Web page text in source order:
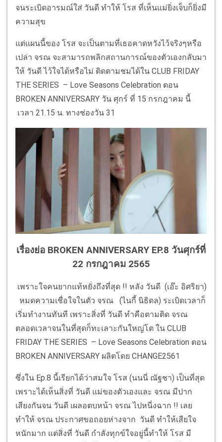
จนระเบิดอารมณ์ใส่ วันดี ทำให้ โรส ที่เห็นแม่ยิ่งเจ็บก็ยิ่งมี
ความสุข
แต่แผนนี้ของ โรส จะเป็นตามที่เธอคาดหวังไว้จริงๆหรือ
เปล่า จรณ จะสามารถพลิกสถานการณ์ของตัวเองกลับมา
ให้ วันดี ไว้ใจได้หรือไม่ ติดตามชมได้ใน CLUB FRIDAY
THE SERIES – Love Seasons Celebration ตอน
BROKEN ANNIVERSARY วัน ศุกร์ ที่ 15 กรกฎาคม นี้
เวลา 21.15 น. ทางช่องวัน 31
เรื่องย่อ BROKEN ANNIVERSARY EP.8 วันศุกร์ที่
22 กรกฎาคม 2565
เพราะใจคนยากแท้หยั่งถึงที่สุด !! หลัง วันดี (เอ๊ะ อิศริยา)
หมดความเชื่อใจในตัว จรณ (ไนกี้ นิธิดล) ระเบิดเวลาก็
เริ่มทำงานทันที เพราะสิ่งที่ วันดี ทำคือตามติด จรณ
ตลอดเวลาจนในที่สุดก็ทะเลาะกันใหญ่โต ใน CLUB
FRIDAY THE SERIES – Love Seasons Celebration ตอน
BROKEN ANNIVERSARY ผลิตโดย CHANGE2561
ซึ่งใน Ep.8 นี้เรียกได้ว่าสมใจ โรส (นนนี่ ณัฐชา) เป็นที่สุด
เพราะได้เห็นสิ่งที่ วันดี แม่ของตัวเองและ จรณ มีปาก
เสียงกันจน วันดี เผลอตบหน้า จรณ ไปหนี่งฉาก !! เลย
ทำให้ จรณ ประกาศขอถอยห่างจาก วันดี ทำให้เสียใจ
หนักมาก แต่สิ่งที่ วันดี กำลังทุกข์ใจอยู่นี้ทำให้ โรส มี